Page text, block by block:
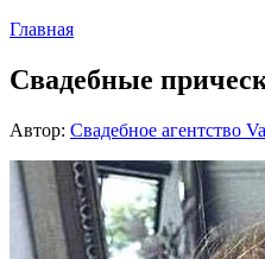
Главная
Свадебные
Автор: Свадебное агентство